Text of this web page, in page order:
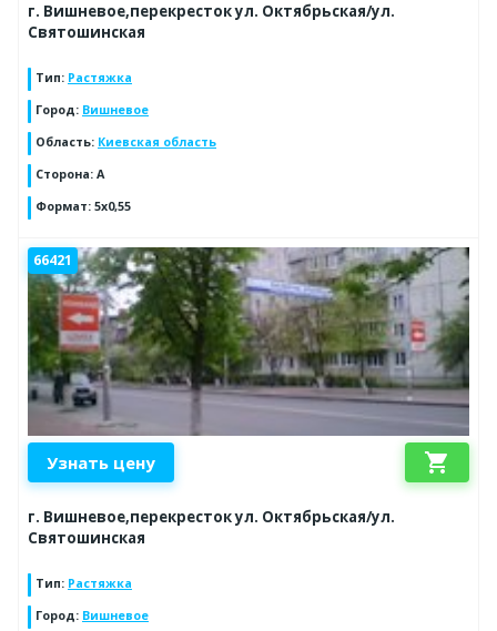
г. Вишневое,перекресток ул. Октябрьская/ул.
Святошинская
Тип: Растяжка
Город: Вишневое
Область: Киевская область
Сторона: A
Формат: 5x0,55
66421
Узнать цену shopping_cart
г. Вишневое,перекресток ул. Октябрьская/ул.
Святошинская
Тип: Растяжка
Город: Вишневое